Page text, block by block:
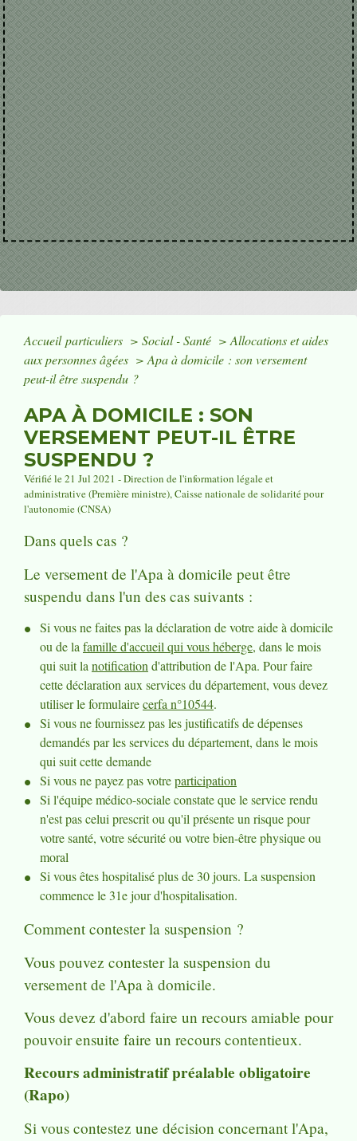
Accueil particuliers > Social - Santé > Allocations et aides
aux personnes âgées > Apa à domicile : son versement
peut-il être suspendu ?
APA À DOMICILE : SON
VERSEMENT PEUT-IL ÊTRE
SUSPENDU ?
Vérifié le 21 Jul 2021 - Direction de l'information légale et
administrative (Première ministre), Caisse nationale de solidarité pour
l'autonomie (CNSA)
Dans quels cas ?
Le versement de l'Apa à domicile peut être
suspendu dans l'un des cas suivants :
Si vous ne faites pas la déclaration de votre aide à domicile
ou de la famille d'accueil qui vous héberge, dans le mois
qui suit la notification d'attribution de l'Apa. Pour faire
cette déclaration aux services du département, vous devez
utiliser le formulairecerfa n°10544.
Si vous ne fournissez pas les justificatifs de dépenses
demandés par les services du département, dans le mois
qui suit cette demande
Si vous ne payez pas votreparticipation
Si l'équipe médico-sociale constate que le service rendu
n'est pas celui prescrit ou qu'il présente un risque pour
votre santé, votre sécurité ou votre bien-être physique ou
moral
Si vous êtes hospitalisé plus de 30 jours. La suspension
commence le 31ejour d'hospitalisation.
Comment contester la suspension ?
Vous pouvez contester la suspension du
versement de l'Apa à domicile.
Vous devez d'abord faire un recours amiable pour
pouvoir ensuite faire un recours contentieux.
Recours administratif préalable obligatoire
(Rapo)
Si vous contestez une décision concernant l'Apa,